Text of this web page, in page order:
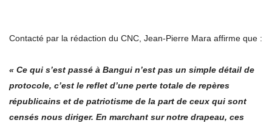
Contacté par la rédaction du CNC, Jean-Pierre Mara affirme que :
« Ce qui s’est passé à Bangui n’est pas un simple détail de
protocole, c’est le reflet d’une perte totale de repères
républicains et de patriotisme de la part de ceux qui sont
censés nous diriger. En marchant sur notre drapeau, ces